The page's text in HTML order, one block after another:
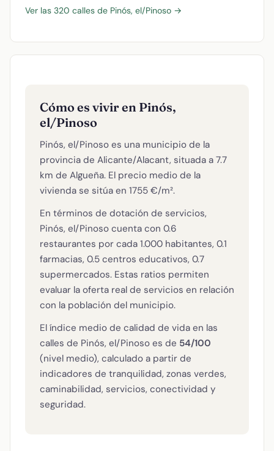
Ver las 320 calles de Pinós, el/Pinoso →
Cómo es vivir en Pinós,
el/Pinoso
Pinós, el/Pinoso es una municipio de la
provincia de Alicante/Alacant, situada a 7.7
km de Algueña. El precio medio de la
vivienda se sitúa en 1755 €/m².
En términos de dotación de servicios,
Pinós, el/Pinoso cuenta con 0.6
restaurantes por cada 1.000 habitantes, 0.1
farmacias, 0.5 centros educativos, 0.7
supermercados. Estas ratios permiten
evaluar la oferta real de servicios en relación
con la población del municipio.
El índice medio de calidad de vida en las
calles de Pinós, el/Pinoso es de 54/100
(nivel medio), calculado a partir de
indicadores de tranquilidad, zonas verdes,
caminabilidad, servicios, conectividad y
seguridad.